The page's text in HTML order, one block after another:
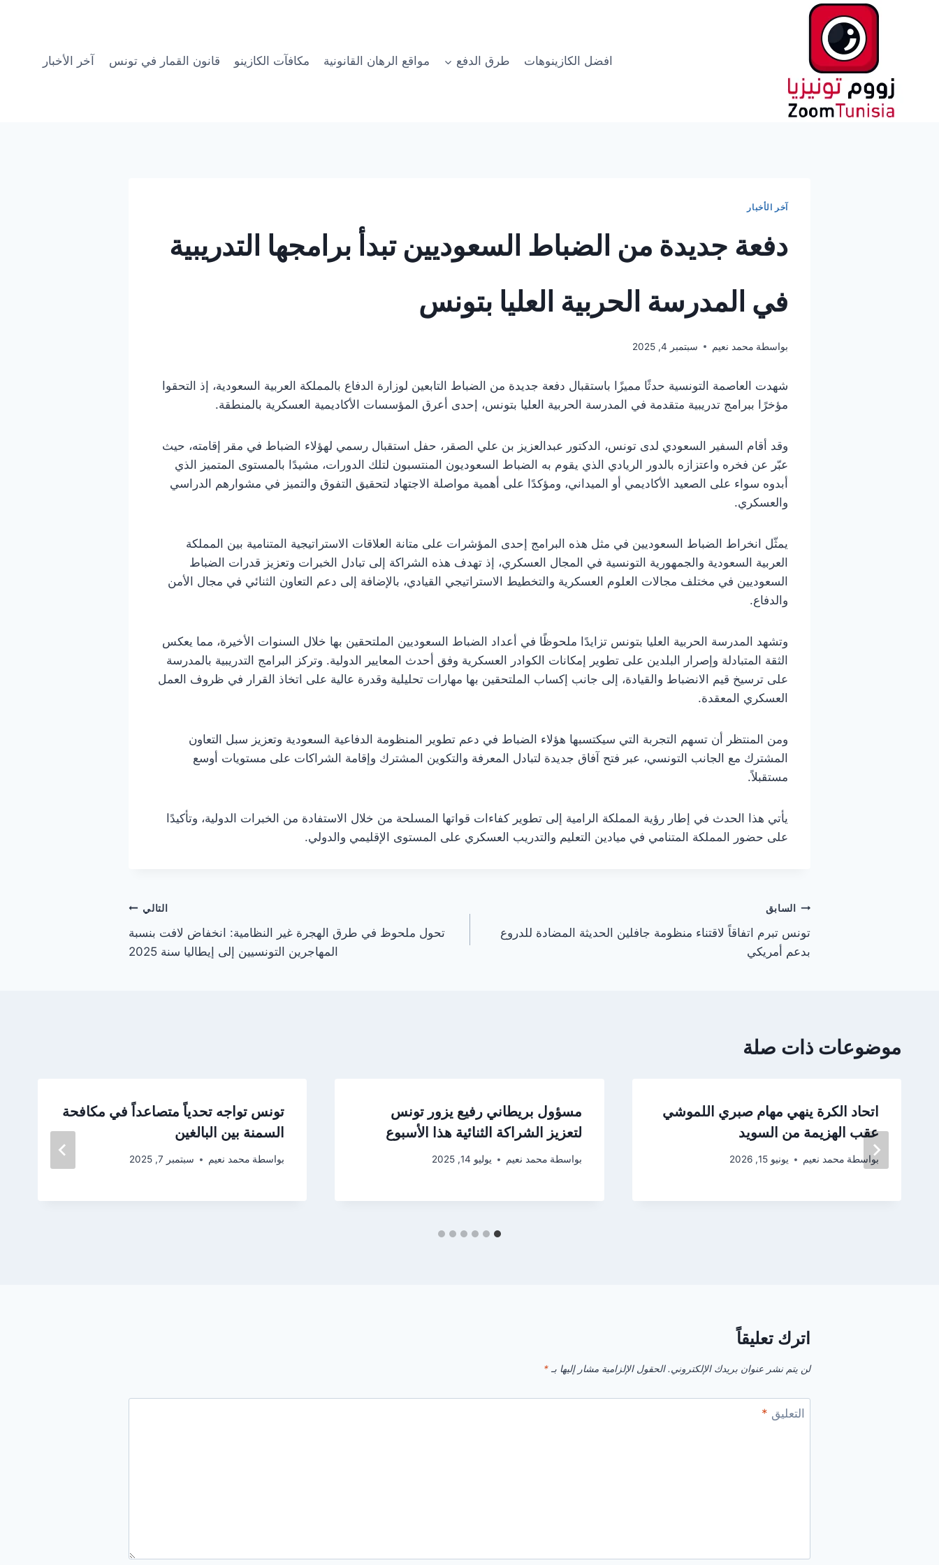
افضل الكازينوهات
طرق الدفع مواقع الرهان القانونية مكافآت الكازينو قانون القمار في تونس آخر الأخبار
آخر الأخبار
دفعة جديدة من الضباط السعوديين تبدأ برامجها التدريبية
في المدرسة الحربية العليا بتونس
بواسطة محمد نعيم سبتمبر 4, 2025
شهدت العاصمة التونسية حدثًا مميزًا باستقبال دفعة جديدة من الضباط التابعين لوزارة الدفاع بالمملكة العربية السعودية، إذ التحقوا
مؤخرًا ببرامج تدريبية متقدمة في المدرسة الحربية العليا بتونس، إحدى أعرق المؤسسات الأكاديمية العسكرية بالمنطقة.
وقد أقام السفير السعودي لدى تونس، الدكتور عبدالعزيز بن علي الصقر، حفل استقبال رسمي لهؤلاء الضباط في مقر إقامته، حيث
عبّر عن فخره واعتزازه بالدور الريادي الذي يقوم به الضباط السعوديون المنتسبون لتلك الدورات، مشيدًا بالمستوى المتميز الذي
أبدوه سواء على الصعيد الأكاديمي أو الميداني، ومؤكدًا على أهمية مواصلة الاجتهاد لتحقيق التفوق والتميز في مشوارهم الدراسي
والعسكري.
يمثّل انخراط الضباط السعوديين في مثل هذه البرامج إحدى المؤشرات على متانة العلاقات الاستراتيجية المتنامية بين المملكة
العربية السعودية والجمهورية التونسية في المجال العسكري، إذ تهدف هذه الشراكة إلى تبادل الخبرات وتعزيز قدرات الضباط
السعوديين في مختلف مجالات العلوم العسكرية والتخطيط الاستراتيجي القيادي، بالإضافة إلى دعم التعاون الثنائي في مجال الأمن
والدفاع.
وتشهد المدرسة الحربية العليا بتونس تزايدًا ملحوظًا في أعداد الضباط السعوديين الملتحقين بها خلال السنوات الأخيرة، مما يعكس
الثقة المتبادلة وإصرار البلدين على تطوير إمكانات الكوادر العسكرية وفق أحدث المعايير الدولية. وتركز البرامج التدريبية بالمدرسة
على ترسيخ قيم الانضباط والقيادة، إلى جانب إكساب الملتحقين بها مهارات تحليلية وقدرة عالية على اتخاذ القرار في ظروف العمل
العسكري المعقدة.
ومن المنتظر أن تسهم التجربة التي سيكتسبها هؤلاء الضباط في دعم تطوير المنظومة الدفاعية السعودية وتعزيز سبل التعاون
المشترك مع الجانب التونسي، عبر فتح آفاق جديدة لتبادل المعرفة والتكوين المشترك وإقامة الشراكات على مستويات أوسع
مستقبلاً.
يأتي هذا الحدث في إطار رؤية المملكة الرامية إلى تطوير كفاءات قواتها المسلحة من خلال الاستفادة من الخبرات الدولية، وتأكيدًا
على حضور المملكة المتنامي في ميادين التعليم والتدريب العسكري على المستوى الإقليمي والدولي.
تصفّح
المقالات
السابق
تونس تبرم اتفاقاً لاقتناء منظومة جافلين الحديثة المضادة للدروع
بدعم أمريكي
التالي
تحول ملحوظ في طرق الهجرة غير النظامية: انخفاض لافت بنسبة
المهاجرين التونسيين إلى إيطاليا سنة 2025
موضوعات ذات صلة
اتحاد الكرة ينهي مهام صبري اللموشي
عقب الهزيمة من السويد
بواسطة محمد نعيم يونيو 15, 2026
مسؤول بريطاني رفيع يزور تونس
لتعزيز الشراكة الثنائية هذا الأسبوع
بواسطة محمد نعيم يوليو 14, 2025
تونس تواجه تحدياً متصاعداً في مكافحة
السمنة بين البالغين
بواسطة محمد نعيم سبتمبر 7, 2025
اترك تعليقاً
لن يتم نشر عنوان بريدك الإلكتروني. الحقول الإلزامية مشار إليها بـ *
التعليق *